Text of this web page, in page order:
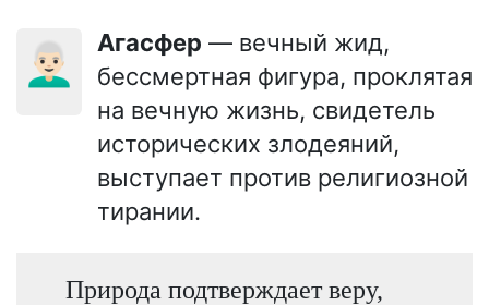
👨🏻‍🦳 Агасфер — вечный жид,
бессмертная фигура, проклятая
на вечную жизнь, свидетель
исторических злодеяний,
выступает против религиозной
тирании.
Природа подтверждает веру,